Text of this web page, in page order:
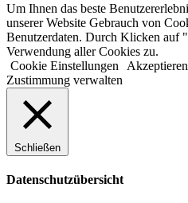
Um Ihnen das beste
unserer Website Gebrauch von
Benutzerdaten. Durch Klicken auf
Verwendung aller Cookies zu.
Cookie Einstellungen
Akzeptieren
Zustimmung verwalten
Schließen
Datenschutzübersicht